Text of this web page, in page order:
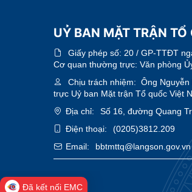
UỶ BAN MẶT TRẬN
Giấy phép số: 20 / GP-TTĐT
Cơ quan thường trực: Văn phòng
Chịu trách nhiệm: Ông
trực Uỷ ban Mặt trận Tổ quốc Việt
Địa chỉ:
Số 16, đường Quang
Điện thoại:
(0205)3812.209
Email:
bbtmttq@langson.gov.vn
Đã kết nối EMC